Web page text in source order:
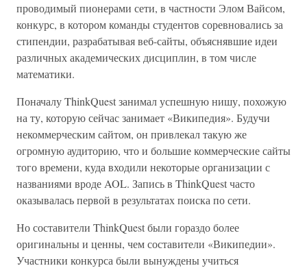
проводимый пионерами сети, в частности Элом Вайсом,
конкурс, в котором команды студентов соревновались за
стипендии, разрабатывая веб-сайты, объяснявшие идеи
различных академических дисциплин, в том числе
математики.
Поначалу ThinkQuest занимал успешную нишу, похожую
на ту, которую сейчас занимает «Википедия». Будучи
некоммерческим сайтом, он привлекал такую же
огромную аудиторию, что и большие коммерческие сайты
того времени, куда входили некоторые организации с
названиями вроде AOL. Запись в ThinkQuest часто
оказывалась первой в результатах поиска по сети.
Но составители ThinkQuest были гораздо более
оригинальны и ценны, чем составители «Википедии».
Участники конкурса были вынуждены учиться